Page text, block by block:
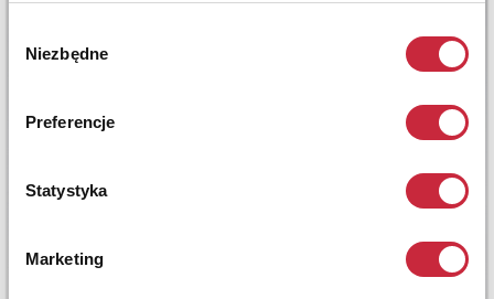
zgody
Niezbędne
Preferencje
Statystyka
Marketing